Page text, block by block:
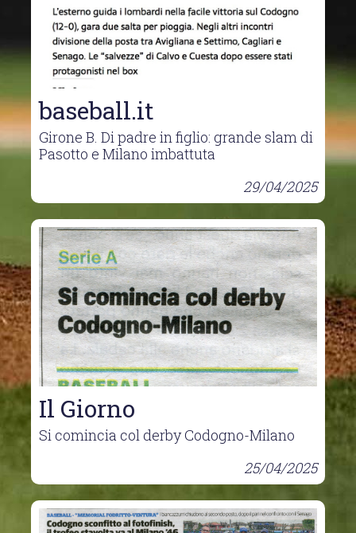
baseball.it
Girone B. Di padre in figlio: grande slam di
Pasotto e Milano imbattuta
29/04/2025
Il Giorno
Si comincia col derby Codogno-Milano
25/04/2025